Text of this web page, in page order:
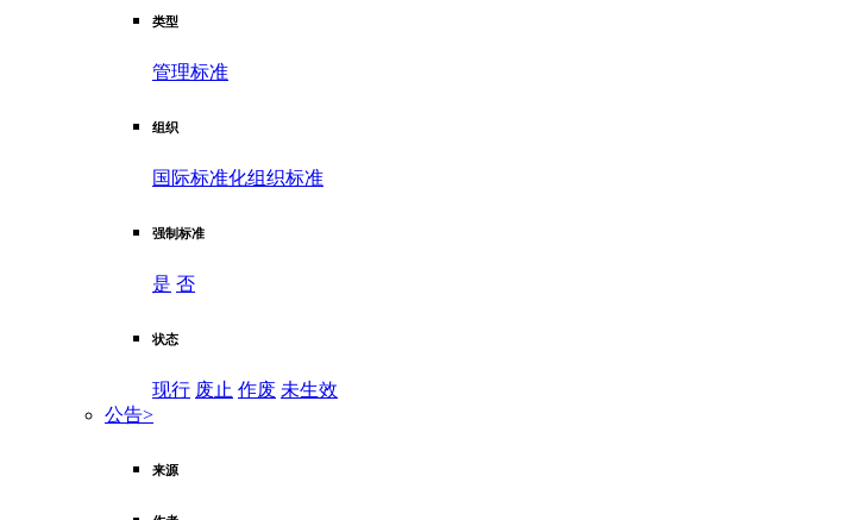
类型
管理标准
组织
国际标准化组织标准
强制标准
是 否
状态
现行 废止 作废 未生效
公告>
来源